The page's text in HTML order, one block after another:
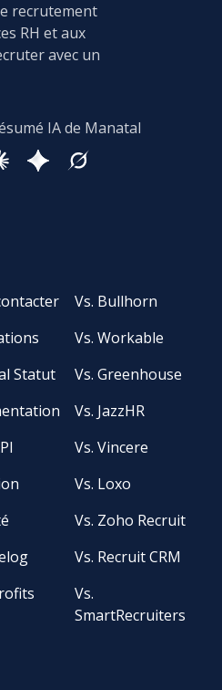
recrutement
RH et aux
avec un
IA de Manatal
Statut
Vs. Bullhorn
Vs. Workable
Vs. Greenhouse
Vs. JazzHR
Vs. Vincere
Vs. Loxo
Vs. Zoho Recruit
Vs. Recruit CRM
Vs.
SmartRecruiters